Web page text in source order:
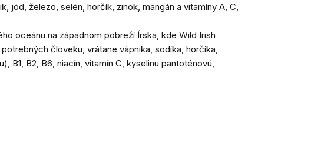
jód, železo, selén, horčík, zinok, mangán a vitamíny A, C,
oceánu na západnom pobreží Írska, kde Wild Irish
človeku, vrátane vápnika, sodíka, horčíka,
B2, B6, niacín, vitamín C, kyselinu pantoténovú,